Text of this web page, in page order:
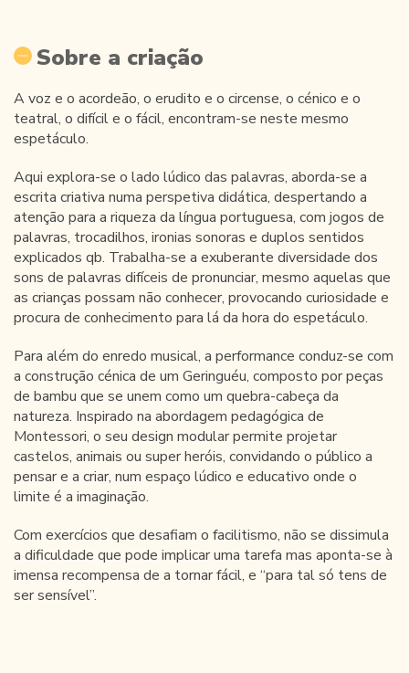
Sobre a criação
A voz e o acordeão, o erudito e o circense, o cénico e o
teatral, o difícil e o fácil, encontram-se neste mesmo
espetáculo.
Aqui explora-se o lado lúdico das palavras, aborda-se a
escrita criativa numa perspetiva didática, despertando a
atenção para a riqueza da língua portuguesa, com jogos de
palavras, trocadilhos, ironias sonoras e duplos sentidos
explicados qb. Trabalha-se a exuberante diversidade dos
sons de palavras difíceis de pronunciar, mesmo aquelas que
as crianças possam não conhecer, provocando curiosidade e
procura de conhecimento para lá da hora do espetáculo.
Para além do enredo musical, a performance conduz-se com
a construção cénica de um Geringuéu, composto por peças
de bambu que se unem como um quebra-cabeça da
natureza. Inspirado na abordagem pedagógica de
Montessori, o seu design modular permite projetar
castelos, animais ou super heróis, convidando o público a
pensar e a criar, num espaço lúdico e educativo onde o
limite é a imaginação.
Com exercícios que desafiam o facilitismo, não se dissimula
a dificuldade que pode implicar uma tarefa mas aponta-se à
imensa recompensa de a tornar fácil, e “para tal só tens de
ser sensível”.